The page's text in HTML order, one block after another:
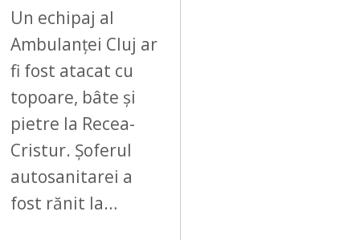
Un echipaj al
Ambulanței Cluj ar
fi fost atacat cu
topoare, bâte și
pietre la Recea-
Cristur. Șoferul
autosanitarei a
fost rănit la…